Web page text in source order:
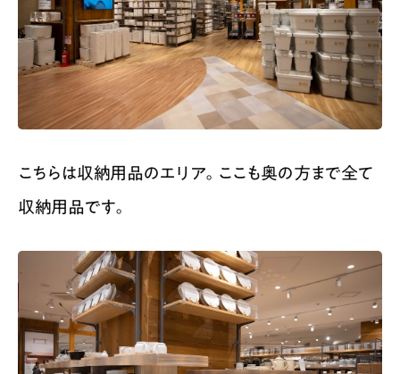
こちらは収納用品のエリア。ここも奥の方まで全て
収納用品です。